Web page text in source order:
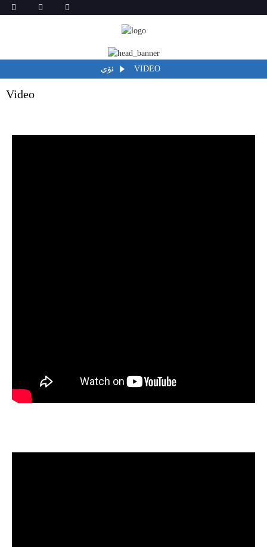
ئۆي VIDEO
Video